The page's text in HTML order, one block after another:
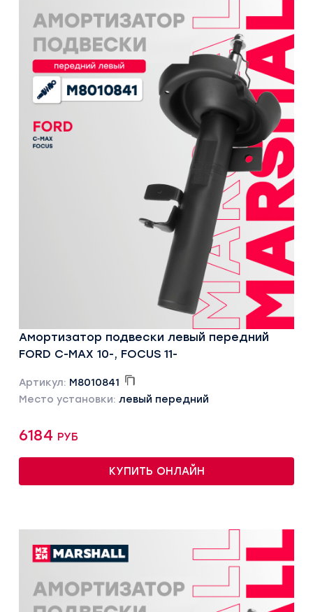
Амортизатор подвески левый передний
FORD C-MAX 10-, FOCUS 11-
Артикул: M8010841
Место установки: левый передний
6184 руб
КУПИТЬ ОНЛАЙН